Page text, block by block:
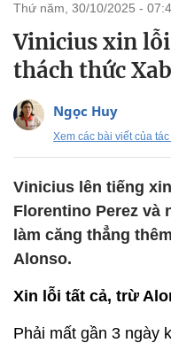
thứ năm, 30/10/2025 -
Vinicius xin
thách thức
Ngọc Huy
Xem các bài viết của
Vinicius lên tiếng
Florentino Perez và
làm căng thẳng
Alonso.
Xin lỗi tất cả, trừ
Phải mất gần 3 ngày